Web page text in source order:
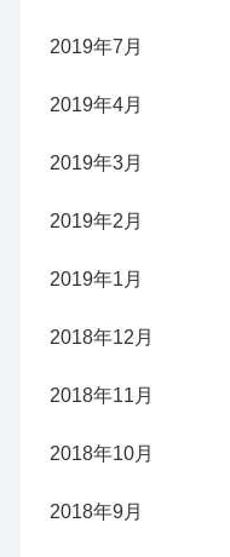
2019年7月
2019年4月
2019年3月
2019年2月
2019年1月
2018年12月
2018年11月
2018年10月
2018年9月